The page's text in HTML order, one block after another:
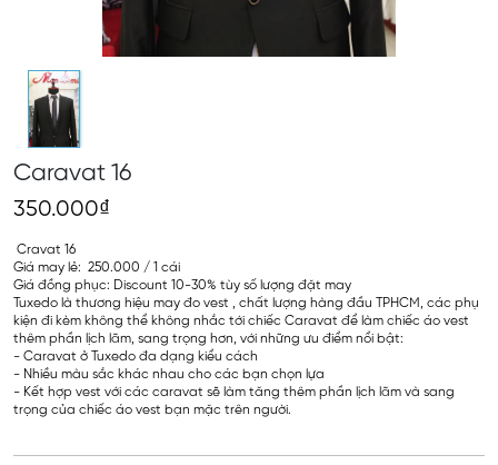
Caravat 16
350.000₫
Cravat 16
Giá may lẻ: 250.000 / 1 cái
Giá đồng phục: Discount 10-30% tùy số lượng đặt may
Tuxedo là thương hiệu may đo vest , chất lượng hàng đầu TPHCM, các phụ
kiện đi kèm không thể không nhắc tới chiếc Caravat để làm chiếc áo vest
thêm phần lịch lãm, sang trọng hơn, với những ưu điểm nổi bật:
- Caravat ở Tuxedo đa dạng kiểu cách
- Nhiều màu sắc khác nhau cho các bạn chọn lựa
- Kết hợp vest với các caravat sẽ làm tăng thêm phần lịch lãm và sang
trọng của chiếc áo vest bạn mặc trên người.